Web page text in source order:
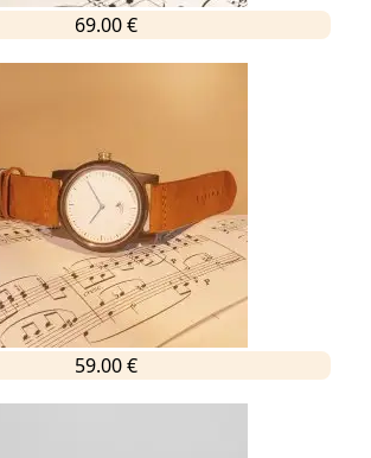
69.00 €
59.00 €